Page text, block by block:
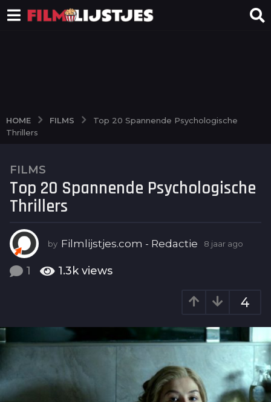
HOME FILMS
Top 20 Spannende Psychologische
Thrillers
8
j
a
a
a
g
o
a
r
FILMS
Top 20 Spannende Psychologische
Thrillers
by Filmlijstjes.com - Redactie 8 jaar ago
a
1 1.3k views
4